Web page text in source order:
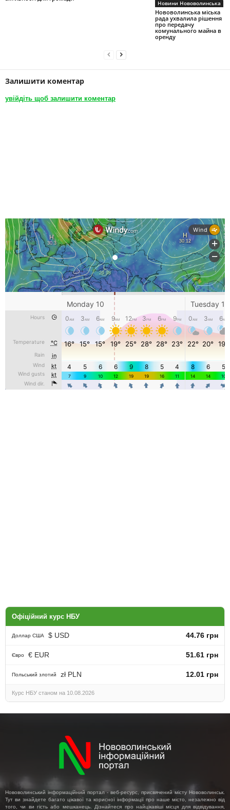
Новини Нововолинська
Нововолинська міська
рада ухвалила рішення
про передачу
комунального майна в
оренду
Залишити коментар
увійдіть щоб залишити коментар
Офіційний курс НБУ
Доллар США $ USD 44.76 грн
Євро € EUR 51.61 грн
Польський злотий zł PLN 12.01 грн
Курс НБУ станом на 10.08.2026
Нововолинський інформаційний портал - веб-ресурс, присвячений місту Нововолинськ.
Тут ви знайдете багато цікавої та корисної інформації про наше місто, незалежно від
того, чи ви гість або мешканець. Дізнайтеся про найцікавіші місця для відвідування,